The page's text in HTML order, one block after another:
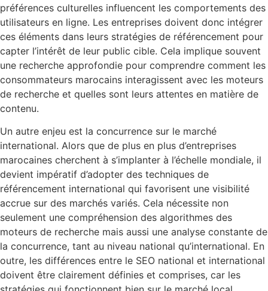
préférences culturelles influencent les comportements des
utilisateurs en ligne. Les entreprises doivent donc intégrer
ces éléments dans leurs stratégies de référencement pour
capter l’intérêt de leur public cible. Cela implique souvent
une recherche approfondie pour comprendre comment les
consommateurs marocains interagissent avec les moteurs
de recherche et quelles sont leurs attentes en matière de
contenu.
Un autre enjeu est la concurrence sur le marché
international. Alors que de plus en plus d’entreprises
marocaines cherchent à s’implanter à l’échelle mondiale, il
devient impératif d’adopter des techniques de
référencement international qui favorisent une visibilité
accrue sur des marchés variés. Cela nécessite non
seulement une compréhension des algorithmes des
moteurs de recherche mais aussi une analyse constante de
la concurrence, tant au niveau national qu’international. En
outre, les différences entre le SEO national et international
doivent être clairement définies et comprises, car les